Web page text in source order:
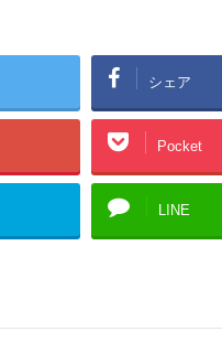
シェア
Pocket
LINE